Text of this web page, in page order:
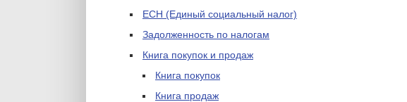
ЕСН (Единый социальный налог)
Задолженность по налогам
Книга покупок и продаж
Книга покупок
Книга продаж